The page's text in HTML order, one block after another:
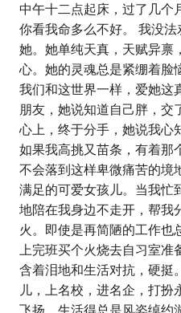
中午十二点起床，过了几个
你看我命多么不好。 我没
她。她单纯天真，天赋异禀
心。她的灵魂总是紧绷着脸
我们和这世界一样，爱她这
朋友，她说知道自己胖，交
心上，终于分手，她说我心
如果我高挑又苗条，有着那
不会落到这样卑微痛苦的境
满足的可爱女孩儿。当我忙
地陪在我身边不走开，帮我
火。即使是再简陋的工作也
上完班买个火烧去自习室准
含着泪地和生活对抗，硬挺
儿，上名校，进名企，打扮